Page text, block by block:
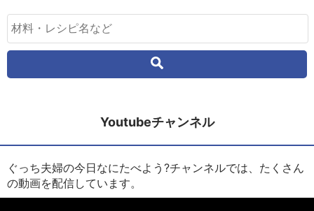
Youtubeチャンネル
ぐっち夫婦の今日なにたべよう?チャンネルでは、たくさん
の動画を配信しています。